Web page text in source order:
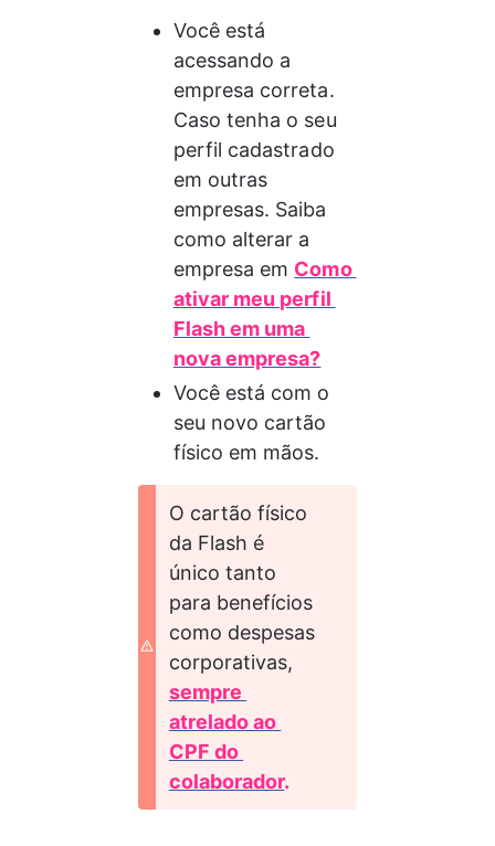
Você está
acessando a
empresa correta.
Caso tenha o seu
perfil cadastrado
em outras
empresas. Saiba
como alterar a
empresa em Como
ativar meu perfil
Flash em uma
nova empresa?
Você está com o
seu novo cartão
físico em mãos.
O cartão físico
da Flash é
único tanto
para benefícios
como despesas
corporativas,
sempre
atrelado ao
CPF do
colaborador.